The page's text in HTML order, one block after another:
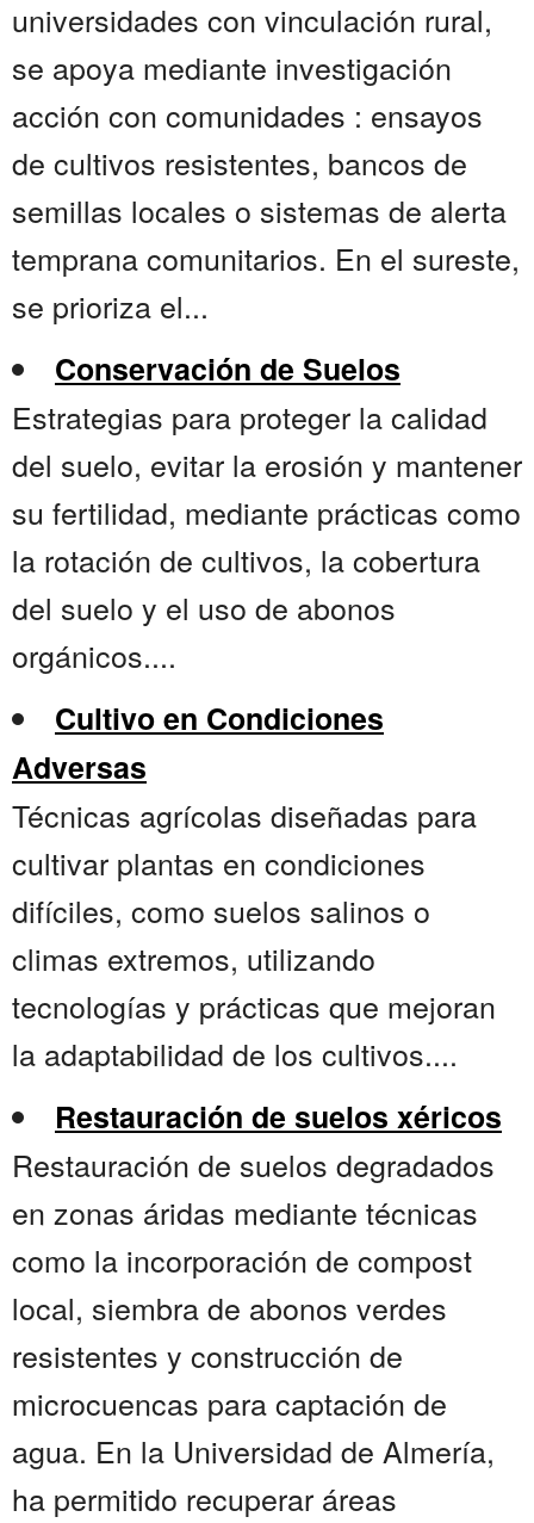
universidades con vinculación rural,
se apoya mediante investigación
acción con comunidades : ensayos
de cultivos resistentes, bancos de
semillas locales o sistemas de alerta
temprana comunitarios. En el sureste,
se prioriza el...
Conservación de Suelos
Estrategias para proteger la calidad
del suelo, evitar la erosión y mantener
su fertilidad, mediante prácticas como
la rotación de cultivos, la cobertura
del suelo y el uso de abonos
orgánicos....
Cultivo en Condiciones
Adversas
Técnicas agrícolas diseñadas para
cultivar plantas en condiciones
difíciles, como suelos salinos o
climas extremos, utilizando
tecnologías y prácticas que mejoran
la adaptabilidad de los cultivos....
Restauración de suelos xéricos
Restauración de suelos degradados
en zonas áridas mediante técnicas
como la incorporación de compost
local, siembra de abonos verdes
resistentes y construcción de
microcuencas para captación de
agua. En la Universidad de Almería,
ha permitido recuperar áreas